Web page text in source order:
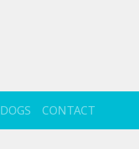
DOGS CONTACT